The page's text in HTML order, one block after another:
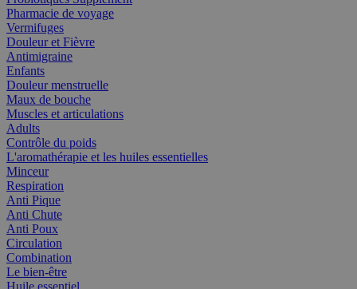
Pharmacie de voyage
Vermifuges
Douleur et Fièvre
Antimigraine
Enfants
Douleur menstruelle
Maux de bouche
Muscles et articulations
Adults
Contrôle du poids
L'aromathérapie et les huiles essentielles
Minceur
Respiration
Anti Pique
Anti Chute
Anti Poux
Circulation
Combination
Le bien-être